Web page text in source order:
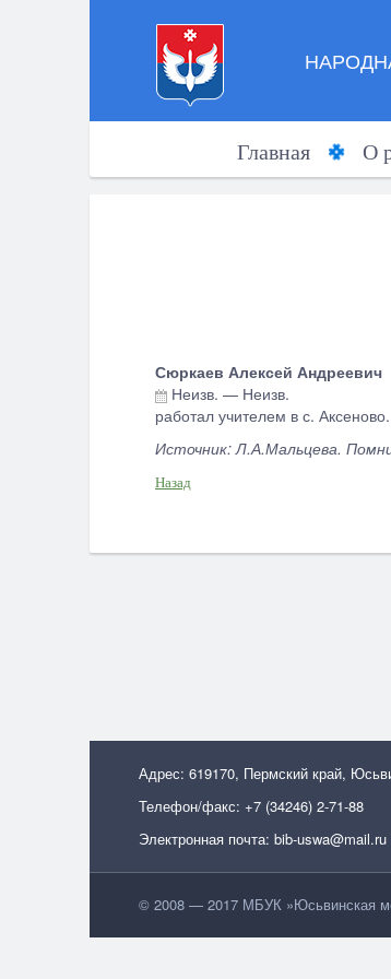
Главная О
Сюркаев Алексей Андреевич
Неизв. — Неизв.
работал учителем в с.
Источник: Л.А.Мальцева.
Назад
Адрес: 619170, Пермский край,
Телефон/факс: +7 (34246) 2-71-88
Электронная почта: bib-uswa@mail.ru
© 2008 — 2017 МБУК »Юсьвинская